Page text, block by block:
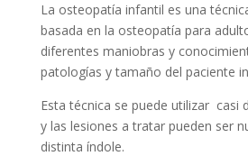
La osteopatía infantil es una
basada en la osteopatía para
diferentes maniobras y
patologías y tamaño del paciente
Esta técnica se puede utilizar casi
y las lesiones a tratar pueden ser
distinta índole.